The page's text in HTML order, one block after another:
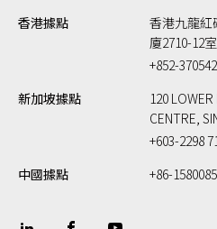
香港據點
香港九龍紅
廈2710-12室
+852-
新加坡據點
120
CENTRE,
+603-2298
中國據點
+86-